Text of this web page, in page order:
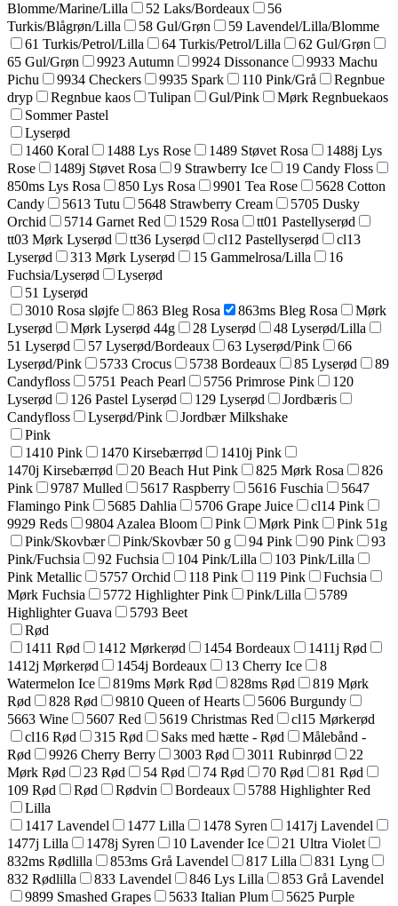
Blomme/Marine/Lilla
52 Laks/Bordeaux
56
Turkis/Blågrøn/Lilla
58 Gul/Grøn
59 Lavendel/Lilla/Blomme
61 Turkis/Petrol/Lilla
64 Turkis/Petrol/Lilla
62 Gul/Grøn
65 Gul/Grøn
9923 Autumn 9924 Dissonance
9933 Machu
Pichu
9934 Checkers 9935 Spark 110 Pink/Grå
Regnbue
dryp
Regnbue kaos Tulipan Gul/Pink
Mørk Regnbuekaos
Sommer Pastel
Lyserød
1460 Koral
1488 Lys Rose 1489 Støvet Rosa
1488j Lys
Rose
1489j Støvet Rosa 9 Strawberry Ice
19 Candy Floss
850ms Lys Rosa
850 Lys Rosa 9901 Tea Rose
5628 Cotton
Candy
5613 Tutu 5648 Strawberry Cream
5705 Dusky
Orchid
5714 Garnet Red 1529 Rosa
tt01 Pastellyserød
tt03 Mørk Lyserød
tt36 Lyserød cl12 Pastellyserød
cl13
Lyserød
313 Mørk Lyserød 15 Gammelrosa/Lilla
16
Fuchsia/Lyserød
Lyserød
51 Lyserød
3010 Rosa sløjfe
863 Bleg Rosa 863ms Bleg Rosa
Mørk
Lyserød
Mørk Lyserød 44g 28 Lyserød
48 Lyserød/Lilla
51 Lyserød
57 Lyserød/Bordeaux 63 Lyserød/Pink
66
Lyserød/Pink
5733 Crocus 5738 Bordeaux 85 Lyserød
89
Candyfloss
5751 Peach Pearl 5756 Primrose Pink
120
Lyserød
126 Pastel Lyserød 129 Lyserød
Jordbæris
Candyfloss
Lyserød/Pink
Jordbær Milkshake
Pink
1410 Pink
1470 Kirsebærrød
1410j Pink
1470j Kirsebærrød
20 Beach Hut Pink 825 Mørk Rosa
826
Pink
9787 Mulled 5617 Raspberry 5616 Fuschia
5647
Flamingo Pink
5685 Dahlia 5706 Grape Juice
cl14 Pink
9929 Reds
9804 Azalea Bloom Pink Mørk Pink
Pink 51g
Pink/Skovbær
Pink/Skovbær 50 g 94 Pink 90 Pink
93
Pink/Fuchsia
92 Fuchsia 104 Pink/Lilla
103 Pink/Lilla
Pink Metallic
5757 Orchid 118 Pink 119 Pink
Fuchsia
Mørk Fuchsia
5772 Highlighter Pink Pink/Lilla
5789
Highlighter Guava
5793 Beet
Rød
1411 Rød
1412 Mørkerød 1454 Bordeaux
1411j Rød
1412j Mørkerød
1454j Bordeaux 13 Cherry Ice
8
Watermelon Ice
819ms Mørk Rød 828ms Rød
819 Mørk
Rød
828 Rød 9810 Queen of Hearts
5606 Burgundy
5663 Wine
5607 Red 5619 Christmas Red
cl15 Mørkerød
cl16 Rød
315 Rød Saks med hætte - Rød
Målebånd -
Rød
9926 Cherry Berry 3003 Rød 3011 Rubinrød
22
Mørk Rød
23 Rød 54 Rød 74 Rød 70 Rød
81 Rød
109 Rød
Rød Rødvin Bordeaux
5788 Highlighter Red
Lilla
1417 Lavendel
1477 Lilla 1478 Syren
1417j Lavendel
1477j Lilla
1478j Syren 10 Lavender Ice
21 Ultra Violet
832ms Rødlilla
853ms Grå Lavendel 817 Lilla
831 Lyng
832 Rødlilla
833 Lavendel 846 Lys Lilla
853 Grå Lavendel
9899 Smashed Grapes
5633 Italian Plum 5625 Purple